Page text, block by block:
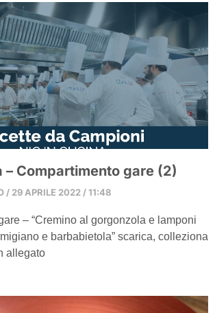
– Compartimento gare (2)
29 APRILE 2022 11:48
– “Cremino al gorgonzola e lamponi
e barbabietola” scarica, colleziona
allegato